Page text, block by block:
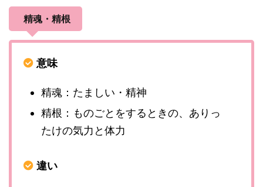
精魂・精根
意味
精魂：たましい・精神
精根：ものごとをするときの、ありっ
たけの気力と体力
違い